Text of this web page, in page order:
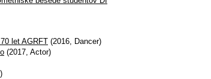
let AGRFT (2016, Dancer)
(2017, Actor)